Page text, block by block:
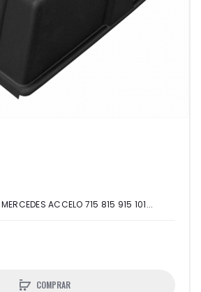
ACCELO 715 815 915 101...
COMPRAR